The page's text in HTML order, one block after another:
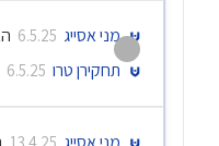
מני אסייג 6.5.25
תחקירן טרו 6.5.25